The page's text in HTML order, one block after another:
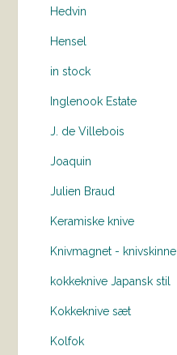
Hedvin
Hensel
in stock
Inglenook Estate
J. de Villebois
Joaquin
Julien Braud
Keramiske knive
Knivmagnet - knivskinne
kokkeknive Japansk stil
Kokkeknive sæt
Kolfok